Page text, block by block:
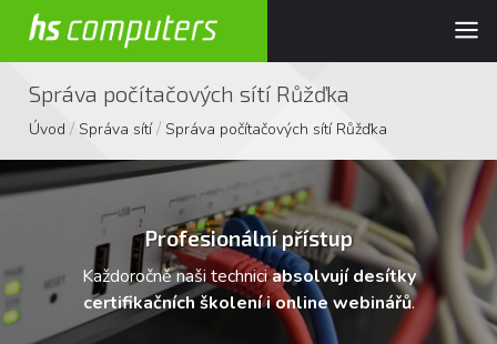
Správa počítačových sítí Růžďka
Úvod /Správa sítí/Správa počítačových sítí Růžďka
Profesionální přístup
Každoročně naši techniciabsolvují desítky
certifikačních školení i online webinářů.